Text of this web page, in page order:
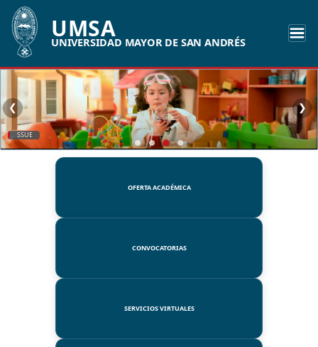
UMSA
UNIVERSIDAD MAYOR DE SAN ANDRÉS
SSUE
❮ ❯
OFERTA ACADÉMICA
CONVOCATORIAS
SERVICIOS VIRTUALES